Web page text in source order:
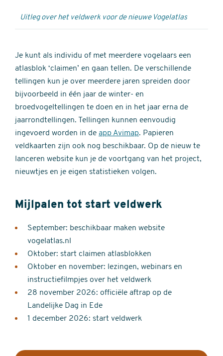
Uitleg over het veldwerk voor de nieuwe Vogelatlas
Je kunt als individu of met meerdere vogelaars een
atlasblok ‘claimen’ en gaan tellen. De verschillende
tellingen kun je over meerdere jaren spreiden door
bijvoorbeeld in één jaar de winter- en
broedvogeltellingen te doen en in het jaar erna de
jaarrondtellingen. Tellingen kunnen eenvoudig
ingevoerd worden in de app Avimap. Papieren
veldkaarten zijn ook nog beschikbaar. Op de nieuw te
lanceren website kun je de voortgang van het project,
nieuwtjes en je eigen statistieken volgen.
Mijlpalen tot start veldwerk
September: beschikbaar maken website
vogelatlas.nl
Oktober: start claimen atlasblokken
Oktober en november: lezingen, webinars en
instructiefilmpjes over het veldwerk
28 november 2026: officiële aftrap op de
Landelijke Dag in Ede
1 december 2026: start veldwerk